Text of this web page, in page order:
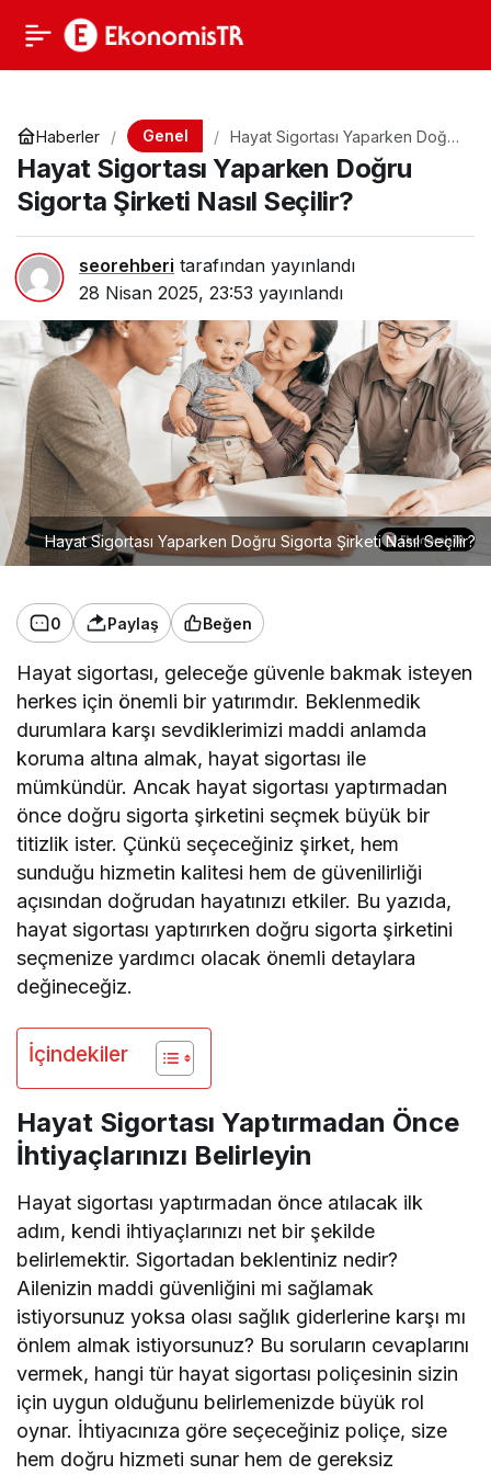
Haberler Genel
Hayat Sigortası Yaparken Doğru
Sigorta Şirketi Nasıl Seçilir?
Hayat Sigortası Yaparken Doğru
Sigorta Şirketi Nasıl Seçilir?
seorehberi tarafından yayınlandı
28 Nisan 2025, 23:53 yayınlandı
Hayat Sigortası Yaparken Doğru Sigorta Şirketi Nasıl Seçilir?
0 Paylaş Beğen
Hayat sigortası, geleceğe güvenle bakmak isteyen
herkes için önemli bir yatırımdır. Beklenmedik
durumlara karşı sevdiklerimizi maddi anlamda
koruma altına almak, hayat sigortası ile
mümkündür. Ancak hayat sigortası yaptırmadan
önce doğru sigorta şirketini seçmek büyük bir
titizlik ister. Çünkü seçeceğiniz şirket, hem
sunduğu hizmetin kalitesi hem de güvenilirliği
açısından doğrudan hayatınızı etkiler. Bu yazıda,
hayat sigortası yaptırırken doğru sigorta şirketini
seçmenize yardımcı olacak önemli detaylara
değineceğiz.
İçindekiler
Hayat Sigortası Yaptırmadan Önce
İhtiyaçlarınızı Belirleyin
Hayat sigortası yaptırmadan önce atılacak ilk
adım, kendi ihtiyaçlarınızı net bir şekilde
belirlemektir. Sigortadan beklentiniz nedir?
Ailenizin maddi güvenliğini mi sağlamak
istiyorsunuz yoksa olası sağlık giderlerine karşı mı
önlem almak istiyorsunuz? Bu soruların cevaplarını
vermek, hangi tür hayat sigortası poliçesinin sizin
için uygun olduğunu belirlemenizde büyük rol
oynar. İhtiyacınıza göre seçeceğiniz poliçe, size
hem doğru hizmeti sunar hem de gereksiz